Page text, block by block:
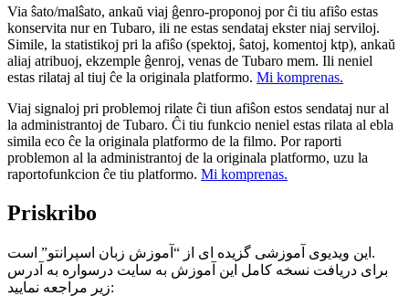
Via ŝato/malŝato, ankaŭ viaj ĝenro-proponoj por ĉi tiu afiŝo estas
konservita nur en Tubaro, ili ne estas sendataj ekster niaj serviloj.
Simile, la statistikoj pri la afiŝo (spektoj, ŝatoj, komentoj ktp), ankaŭ
aliaj atribuoj, ekzemple ĝenroj, venas de Tubaro mem. Ili neniel
estas rilataj al tiuj ĉe la originala platformo. Mi komprenas.
Viaj signaloj pri problemoj rilate ĉi tiun afiŝon estos sendataj nur al
la administrantoj de Tubaro. Ĉi tiu funkcio neniel estas rilata al ebla
simila eco ĉe la originala platformo de la filmo. Por raporti
problemon al la administrantoj de la originala platformo, uzu la
raportofunkcion ĉe tiu platformo. Mi komprenas.
Priskribo
این ویدیوی آموزشی گزیده ای از “آموزش زبان اسپرانتو” است.
برای دریافت نسخه کامل این آموزش به سایت درسواره به آدرس
زیر مراجعه نمایید: